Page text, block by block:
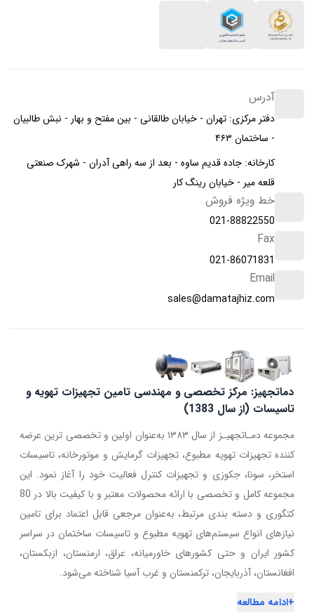
آدرس
دفتر مرکزی: تهران - خیابان طالقانی - بین مفتح و بهار - نبش طالبیان
- ساختمان ۴۶۳
کارخانه: جاده قدیم ساوه - بعد از سه راهی آدران - شهرک صنعتی
قلعه میر - خیابان رینگ کار
خط ویژه فروش
021-88822550
Fax
021-86071831
Email
sales@damatajhiz.com
دماتجهیز: مرکز تخصصی و مهندسی تامین تجهیزات تهویه و
تاسیسات (از سال 1383)
مجموعه دمـاتجهیـز از سال ۱۳۸۳ به‌عنوان اولین و تخصصی ترین عرضه
کننده تجهیزات تهویه مطبوع، تجهیزات گرمایش و موتورخانه، تاسیسات
استخر، سونا، جکوزی و تجهیزات کنترل فعالیت خود را آغاز نمود. این
مجموعه کامل و تخصصی با ارائه محصولات معتبر و با کیفیت بالا در 80
کتگوری و دسته بندی مرتبط، به‌عنوان مرجعی قابل اعتماد برای تامین
نیازهای انواع سیستم‌های تهویه مطبوع و تاسیسات ساختمان در سراسر
کشور ایران و حتی کشورهای خاورمیانه، عراق، ارمنستان، ازبکستان،
افغانستان، آذربایجان، ترکمنستان و غرب آسیا شناخته می‌شود.
+ادامه مطالعه